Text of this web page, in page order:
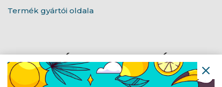
Termék gyártói oldala
AJÁNLATUNKBÓL